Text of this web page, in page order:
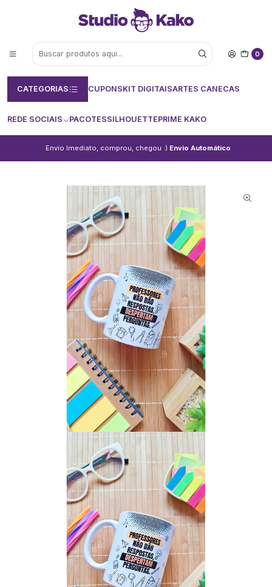
0
CATEGORIAS CUPONSKIT DIGITAISARTES CANECAS
REDE SOCIAIS PACOTESSILHOUETTEPRIME KAKO
Envio Imediato, comprou, chegou :) Envio Automático